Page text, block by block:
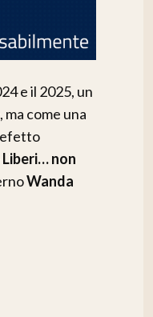
e il 2025, un
come una
Liberi… non
Wanda